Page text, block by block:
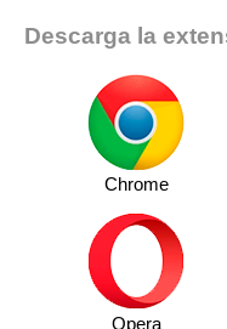
Descarga la
Chrome
Opera